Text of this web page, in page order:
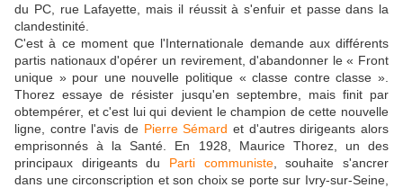
du PC, rue Lafayette, mais il réussit à s'enfuir et passe dans la
clandestinité.
C'est à ce moment que l'Internationale demande aux différents
partis nationaux d'opérer un revirement, d'abandonner le « Front
unique » pour une nouvelle politique « classe contre classe ».
Thorez essaye de résister jusqu'en septembre, mais finit par
obtempérer, et c'est lui qui devient le champion de cette nouvelle
ligne, contre l'avis de Pierre Sémard et d'autres dirigeants alors
emprisonnés à la Santé. En 1928, Maurice Thorez, un des
principaux dirigeants du Parti communiste, souhaite s'ancrer
dans une circonscription et son choix se porte sur Ivry-sur-Seine,